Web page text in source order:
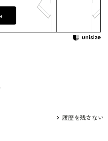
履歴を残さない